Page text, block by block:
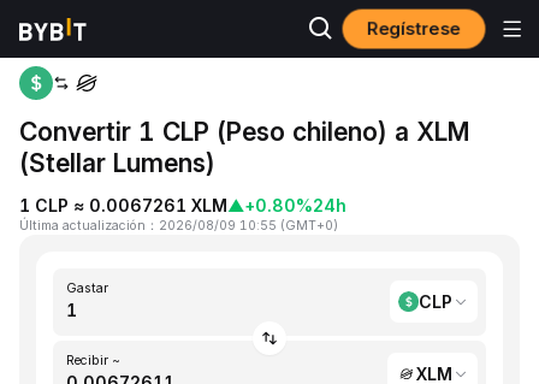
Regístrese
Inicio CLP to XLM
Convertir 1 CLP (Peso chileno) a XLM
(Stellar Lumens)
1 CLP ≈ 0.0067261 XLM▲+0.80%24h
Última actualización ： 2026/08/09 10:55 (GMT+0)
Gastar
CLP
Recibir ~
XLM